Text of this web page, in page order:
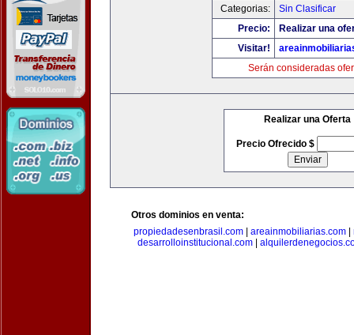
Categorias:
Sin Clasificar
Precio:
Realizar una
Visitar!
Serán consideradas
Realizar una Oferta
Precio Ofrecido $
Otros dominios en venta:
propiedadesenbrasil.com| areainmobiliarias.com|
desarrolloinstitucional.com